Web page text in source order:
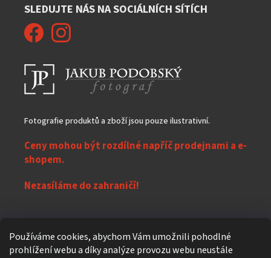
Používáme cookies, abychom Vám umožnili pohodlné
prohlížení webu a díky analýze provozu webu neustále
SLEDUJTE NÁS NA SOCIÁLNÍCH SÍTÍCH
Fotografie produktů a zboží jsou pouze ilustrativní.
Ceny mohou být rozdílné napříč prodejnami a e-
shopem.
Nezasíláme do zahraničí!